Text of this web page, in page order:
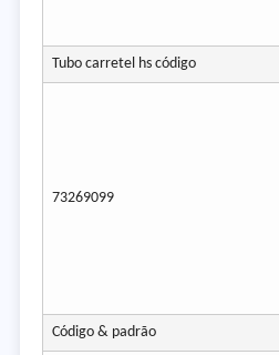
Tubo carretel hs código
73269099
Código & padrão